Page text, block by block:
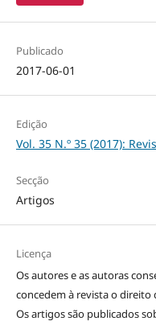
Publicado
2017-06-01
Edição
Vol. 35 N.º 35 (2017):
Secção
Artigos
Licença
Os autores e as autoras
concedem à revista o direito
Os artigos são publicados